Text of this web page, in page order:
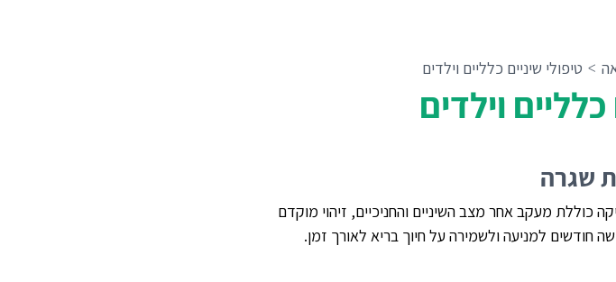
> טיפולי שיניים כלליים וילדים
וילדים
שגרה
מעקב אחר מצב השיניים והחניכיים, זיהוי מוקדם
חודשים למניעה ולשמירה על חיוך בריא לאורך זמן.